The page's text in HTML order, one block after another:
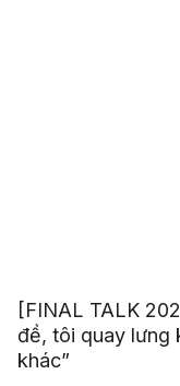
[FINAL TALK
đề, tôi quay lưng
khác”